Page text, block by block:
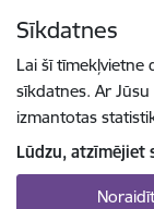
Sīkdatnes
Lai šī tīmekļvietne
sīkdatnes. Ar
izmantotas
Lūdzu, atzīmējiet
Noraidīt